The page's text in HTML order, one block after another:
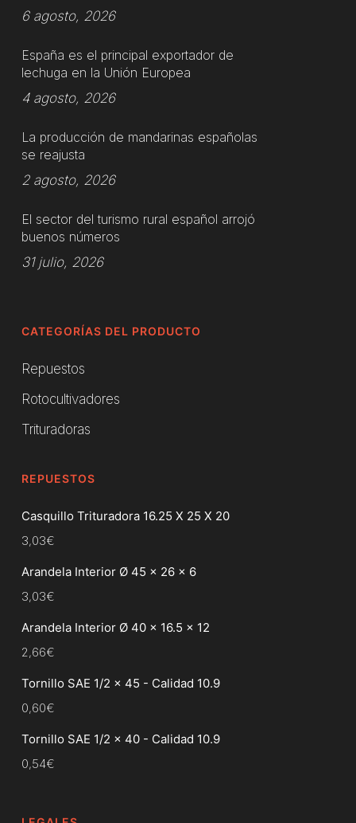
6 agosto, 2026
España es el principal exportador de
lechuga en la Unión Europea
4 agosto, 2026
La producción de mandarinas españolas
se reajusta
2 agosto, 2026
El sector del turismo rural español arrojó
buenos números
31 julio, 2026
CATEGORÍAS DEL PRODUCTO
Repuestos
Rotocultivadores
Trituradoras
REPUESTOS
Casquillo Trituradora 16.25 X 25 X 20
3,03€
Arandela Interior Ø 45 x 26 x 6
3,03€
Arandela Interior Ø 40 x 16.5 x 12
2,66€
Tornillo SAE 1/2 x 45 - Calidad 10.9
0,60€
Tornillo SAE 1/2 x 40 - Calidad 10.9
0,54€